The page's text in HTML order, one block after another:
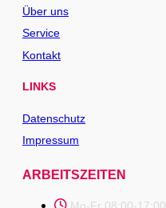
Über uns
Service
Kontakt
LINKS
Datenschutz
Impressum
ARBEITSZEITEN
Mo-Fr 08:00-17:00